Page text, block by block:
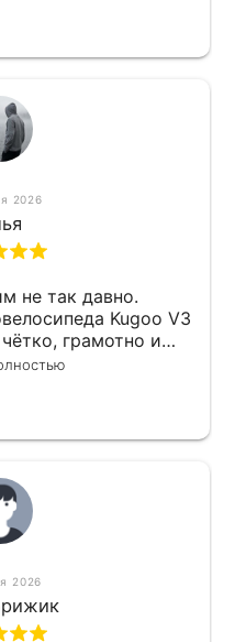
2026
не так давно.
Kugoo V3
грамотно и
Всё сделано
2026